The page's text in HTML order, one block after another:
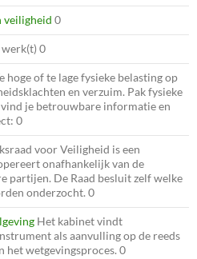
veiligheid 0
0
hoge of te lage fysieke belasting op
en verzuim. Pak fysieke
je betrouwbare informatie en
0
voor Veiligheid is een
onafhankelijk van de
partijen. De Raad besluit zelf welke
onderzocht. 0
Het kabinet vindt
als aanvulling op de reeds
het wetgevingsproces. 0